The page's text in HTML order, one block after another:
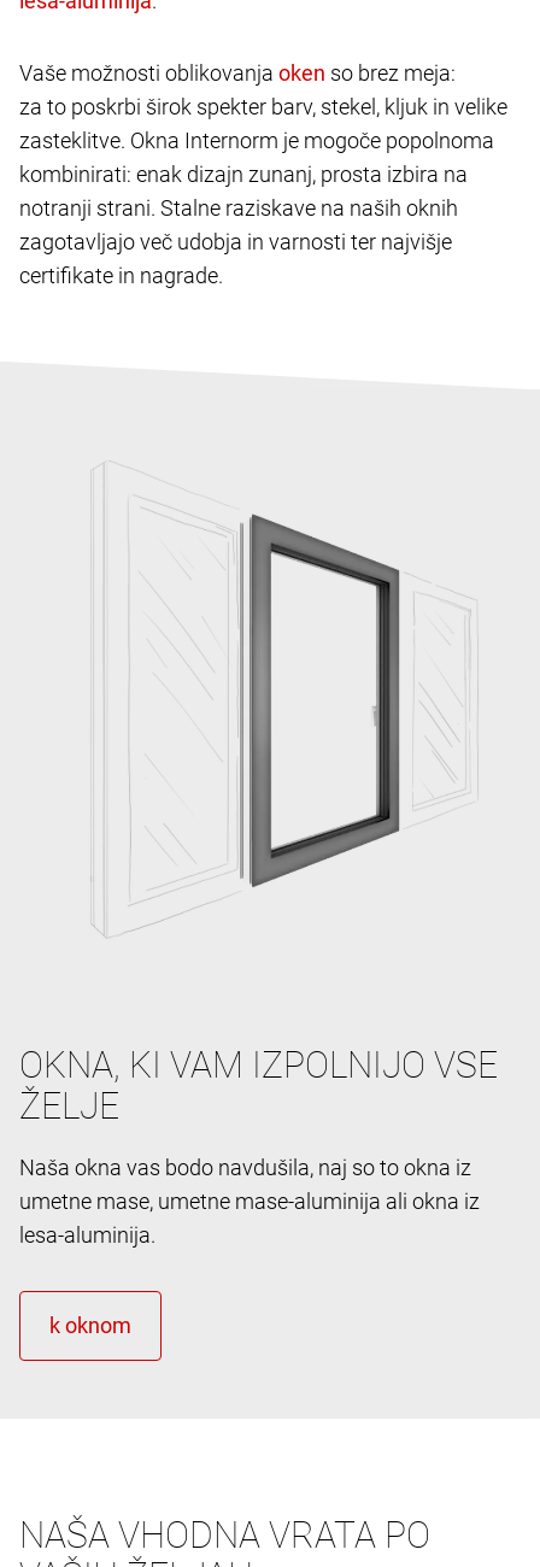
Vaše možnosti oblikovanja
so brez meja:
za to poskrbi širok spekter barv, stekel, kljuk in velike
zasteklitve. Okna Internorm je mogoče popolnoma
kombinirati: enak dizajn zunanj, prosta izbira na
notranji strani. Stalne raziskave na naših oknih
zagotavljajo več udobja in varnosti ter najvišje
certifikate in nagrade.
OKNA, KI VAM IZPOLNIJO VSE
ŽELJE
Naša okna vas bodo navdušila, naj so to okna iz
umetne mase, umetne mase-aluminija ali okna iz
lesa-aluminija.
NAŠA VHODNA VRATA PO